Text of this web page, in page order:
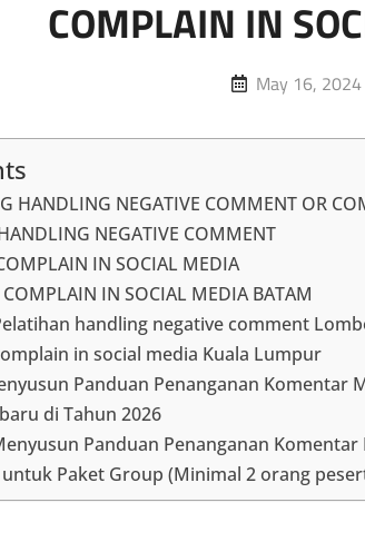
COMPLAIN IN
Posted
May 16, 2024
HANDLING NEGATIVE COMMENT OR
NEGATIVE COMMENT
IN SOCIAL MEDIA
COMPLAIN IN SOCIAL MEDIA BATAM
handling negative comment
in social media Kuala Lumpur
Panduan Penanganan Komentar
di Tahun 2026
Panduan Penanganan Komentar
Paket Group (Minimal 2 orang